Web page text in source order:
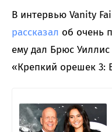
В интервью Vanity
рассказал об очень
ему дал Брюс
«Крепкий орешек 3: